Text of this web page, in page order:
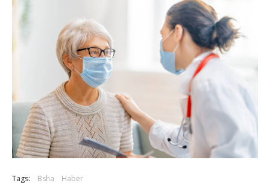
Tags: Bsha Haber